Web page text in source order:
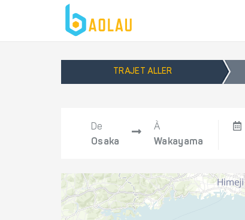
TRAJET ALLER
De
Osaka
À
Wakayama